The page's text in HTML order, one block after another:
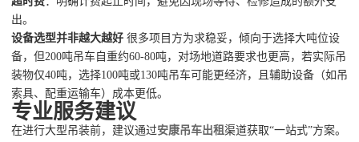
出。
设备选型并非越大越好 很多项目方为求稳妥，倾向于选择大吨位设
备，但200吨吊车自重约60-80吨，对场地道路要求也更高，若实际吊
装物仅40吨，选择100吨或130吨吊车可能更经济，且辅助设备（如吊
索具、配重运输车）成本更低。
专业服务建议
在进行大型吊装前，建议通过安康吊车出租渠道获取“一站式”方案。